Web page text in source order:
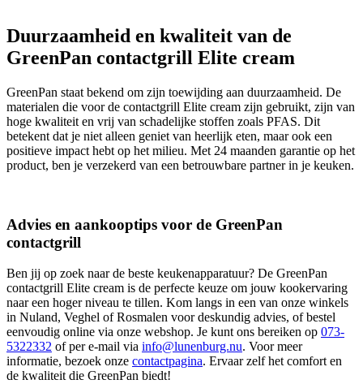
Duurzaamheid en kwaliteit van de
GreenPan contactgrill Elite cream
GreenPan staat bekend om zijn toewijding aan duurzaamheid. De
materialen die voor de contactgrill Elite cream zijn gebruikt, zijn van
hoge kwaliteit en vrij van schadelijke stoffen zoals PFAS. Dit
betekent dat je niet alleen geniet van heerlijk eten, maar ook een
positieve impact hebt op het milieu. Met 24 maanden garantie op het
product, ben je verzekerd van een betrouwbare partner in je keuken.
Advies en aankooptips voor de GreenPan
contactgrill
Ben jij op zoek naar de beste keukenapparatuur? De GreenPan
contactgrill Elite cream is de perfecte keuze om jouw kookervaring
naar een hoger niveau te tillen. Kom langs in een van onze winkels
in Nuland, Veghel of Rosmalen voor deskundig advies, of bestel
eenvoudig online via onze webshop. Je kunt ons bereiken op 073-
5322332 of per e-mail via info@lunenburg.nu. Voor meer
informatie, bezoek onze contactpagina. Ervaar zelf het comfort en
de kwaliteit die GreenPan biedt!